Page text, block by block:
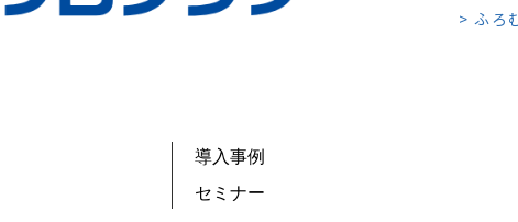
> ふろ
導入事例
セミナー